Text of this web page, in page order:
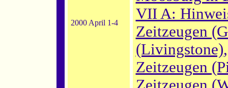
2000 April 1-4
VII A:
Zeitzeugen
(Livingstone)
Zeitzeugen